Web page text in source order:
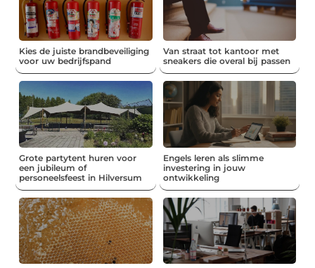
Kies de juiste brandbeveiliging
voor uw bedrijfspand
Van straat tot kantoor met
sneakers die overal bij passen
Grote partytent huren voor
een jubileum of
personeelsfeest in Hilversum
Engels leren als slimme
investering in jouw
ontwikkeling